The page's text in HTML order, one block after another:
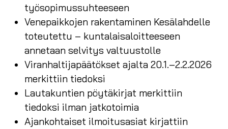
työsopimussuhteeseen
Venepaikkojen rakentaminen Kesälahdelle
toteutettu – kuntalaisaloitteeseen
annetaan selvitys valtuustolle
Viranhaltijapäätökset ajalta 20.1.–2.2.2026
merkittiin tiedoksi
Lautakuntien pöytäkirjat merkittiin
tiedoksi ilman jatkotoimia
Ajankohtaiset ilmoitusasiat kirjattiin